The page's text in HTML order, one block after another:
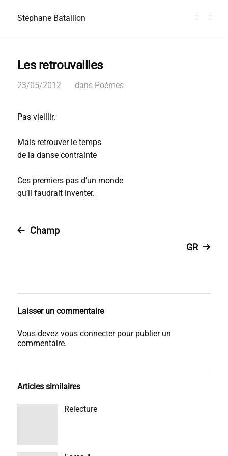
Stéphane Bataillon
Les retrouvailles
23/05/2012 dans Poèmes
Pas vieillir.
Mais retrouver le temps
de la danse contrainte
Ces premiers pas d’un monde
qu’il faudrait inventer.
Champ
GR
Laisser un commentaire
Vous devez vous connecterpour publier un
commentaire.
Articles similaires
Relecture